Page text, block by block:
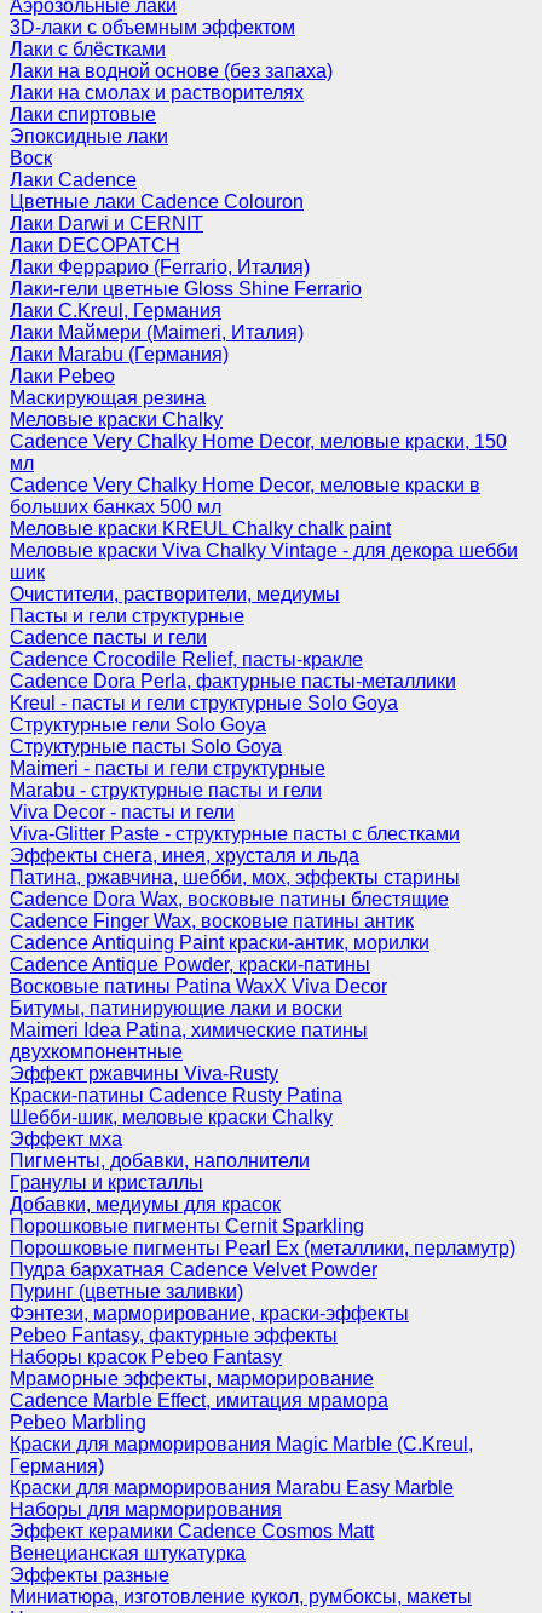
Аэрозольные лаки
3D-лаки с объемным эффектом
Лаки с блёстками
Лаки на водной основе (без запаха)
Лаки на смолах и растворителях
Лаки спиртовые
Эпоксидные лаки
Воск
Лаки Cadence
Цветные лаки Cadence Colouron
Лаки Darwi и CERNIT
Лаки DECOPATCH
Лаки Феррарио (Ferrario, Италия)
Лаки-гели цветные Gloss Shine Ferrario
Лаки C.Kreul, Германия
Лаки Маймери (Maimeri, Италия)
Лаки Marabu (Германия)
Лаки Pebeo
Маскирующая резина
Меловые краски Chalky
Cadence Very Chalky Home Decor, меловые краски, 150
мл
Cadence Very Chalky Home Decor, меловые краски в
больших банках 500 мл
Меловые краски KREUL Chalky chalk paint
Меловые краски Viva Chalky Vintage - для декора шебби
шик
Очистители, растворители, медиумы
Пасты и гели структурные
Cadence пасты и гели
Cadence Crocodile Relief, пасты-кракле
Cadence Dora Perla, фактурные пасты-металлики
Kreul - пасты и гели структурные Solo Goya
Структурные гели Solo Goya
Структурные пасты Solo Goya
Maimeri - пасты и гели структурные
Marabu - структурные пасты и гели
Viva Decor - пасты и гели
Viva-Glitter Paste - структурные пасты с блестками
Эффекты снега, инея, хрусталя и льда
Патина, ржавчина, шебби, мох, эффекты старины
Cadence Dora Wax, восковые патины блестящие
Cadence Finger Wax, восковые патины антик
Сadence Antiquing Paint краски-антик, морилки
Cadence Antique Powder, краски-патины
Восковые патины Patina WaxX Viva Decor
Битумы, патинирующие лаки и воски
Maimeri Idea Patina, химические патины
двухкомпонентные
Эффект ржавчины Viva-Rusty
Краски-патины Cadence Rusty Patina
Шебби-шик, меловые краски Chalky
Эффект мха
Пигменты, добавки, наполнители
Гранулы и кристаллы
Добавки, медиумы для красок
Порошковые пигменты Cernit Sparkling
Порошковые пигменты Pearl Ex (металлики, перламутр)
Пудра бархатная Cadence Velvet Powder
Пуринг (цветные заливки)
Фэнтези, марморирование, краски-эффекты
Pebeo Fantasy, фактурные эффекты
Наборы красок Pebeo Fantasy
Мраморные эффекты, марморирование
Cadence Marble Effect, имитация мрамора
Pebeo Marbling
Краски для марморирования Magic Marble (C.Kreul,
Германия)
Краски для марморирования Marabu Easy Marble
Наборы для марморирования
Эффект керамики Cadence Cosmos Matt
Венецианская штукатурка
Эффекты разные
Миниатюра, изготовление кукол, румбоксы, макеты